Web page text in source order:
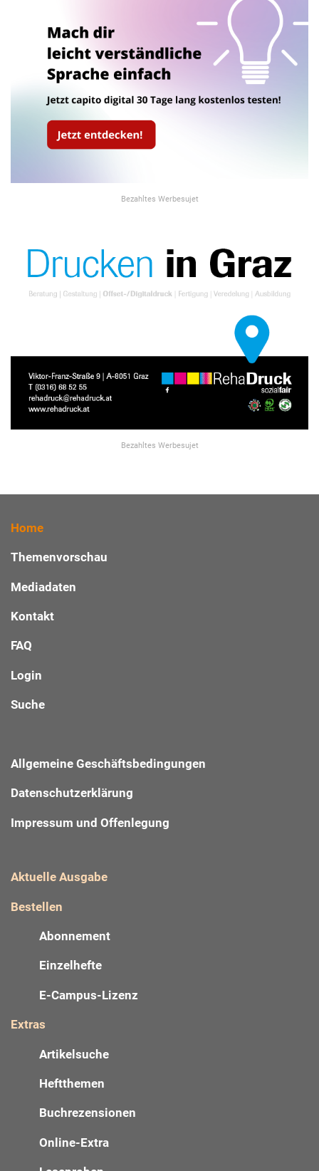
Bezahltes Werbesujet
Bezahltes Werbesujet
Home
Themenvorschau
Mediadaten
Kontakt
FAQ
Login
Suche
Allgemeine Geschäftsbedingungen
Datenschutzerklärung
Impressum und Offenlegung
Aktuelle Ausgabe
Bestellen
Abonnement
Einzelhefte
E-Campus-Lizenz
Extras
Artikelsuche
Heftthemen
Buchrezensionen
Online-Extra